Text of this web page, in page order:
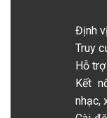
Định
Truy
Hỗ
Kết
nhạc,